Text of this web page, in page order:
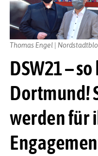
DSW21 –
Dortmund!
werden für
Thomas Engel |